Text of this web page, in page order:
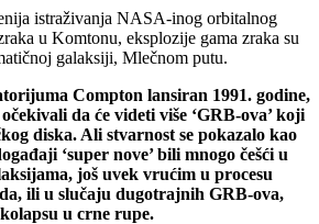
istraživanja NASA-inog orbitalnog
u Komtonu, eksplozije gama zraka su
galaksiji, Mlečnom putu.
Compton lansiran 1991. godine,
da će videti više ‘GRB-ova’ koji
diska. Ali stvarnost se pokazalo kao
‘super nove’ bili mnogo češći u
još uvek vrućim u procesu
ili u slučaju dugotrajnih GRB-ova,
u crne rupe.